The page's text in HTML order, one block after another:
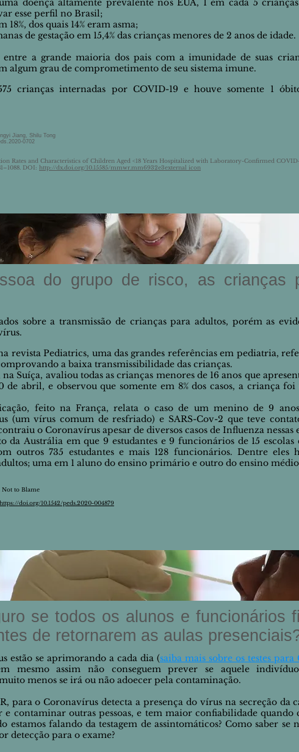
doença altamente prevalente nos EUA, 1 em cada 5
esse perfil no Brasil;
dos quais 14% eram asma;
de gestação em 15,4% das crianças menores de 2 anos de idade.
a grande maioria dos pais com a imunidade de suas
algum grau de comprometimento de seu sistema imune.
crianças internadas por COVID-19 e houve somente 1
Jiang, Shilu Tong
0702
Rates and Characteristics of Children Aged <18 Years Hospitalized with Laboratory-Confirmed
DOI: http://dx.doi.org/10.15585/mmwr.mm6932e3external icon
do grupo de risco, as crianças
sobre a transmissão de crianças para adultos, porém as
revista Pediatrics, uma das grandes referências em pediatria,
a baixa transmissibilidade das crianças.
Suíça, avaliou todas as crianças menores de 16 anos que
de abril, e observou que somente em 8% dos casos, a criança
feito na França, relata o caso de um menino de 9
(um vírus comum de resfriado) e SARS-Cov-2 que teve
o Coronavírus apesar de diversos casos de Influenza nessas
Austrália em que 9 estudantes e 9 funcionários de 15
outros 735 estudantes e mais 128 funcionários. Dentre eles
uma em 1 aluno do ensino primário e outro do ensino
Not to Blame
https://doi.org/10.1542/peds.2020-004879
se todos os alunos e funcionários
de retornarem as aulas
estão se aprimorando a cada dia (saiba mais sobre os testes
mesmo assim não conseguem prever se aquele
menos se irá ou não adoecer pela contaminação.
para o Coronavírus detecta a presença do vírus na secreção da
contaminar outras pessoas, e tem maior confiabilidade quando
estamos falando da testagem de assintomáticos? Como saber se
detecção para o exame?